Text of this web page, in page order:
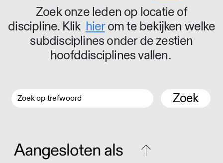
Zoek onze leden op locatie of
discipline. Klik hierom te bekijken welke
subdisciplines onder de zestien
hoofddisciplines vallen.
Zoek
Aangesloten als